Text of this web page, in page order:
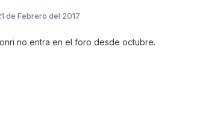
de Febrero del 2017
no entra en el foro desde octubre.